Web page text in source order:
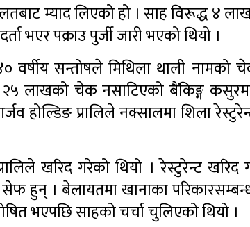
म्याद लिएको हो । साह विरूद्ध ४
भएर पक्राउ पुर्जी जारी भएको थियो ।
वर्षीय सन्तोषले मिथिला थाली नामको
२५ लाखको चेक नसाटिएको बैंकिङ्ग
प्रालिले नक्सालमा शिला
खरिद गरेको थियो । रेस्टुरेन्ट खरिद
हुन् । बेलायतमा खानाका
भएपछि साहको चर्चा चुलिएको थियो ।